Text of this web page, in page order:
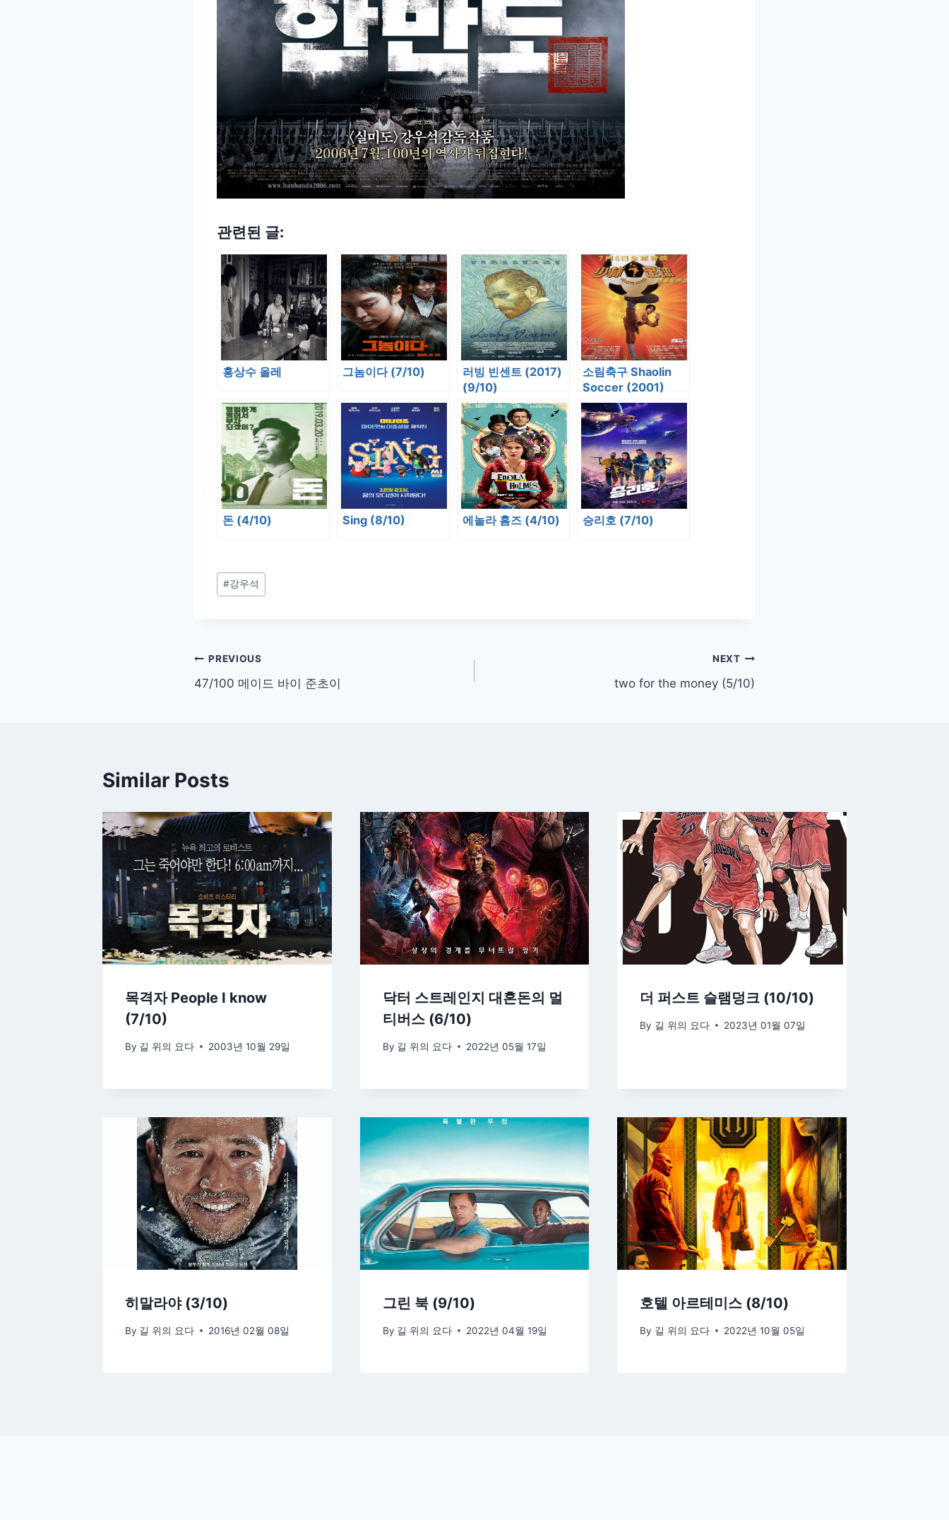
관련된 글:
홍상수 올레 그놈이다 (7/10)
러빙 빈센트 (2017)
(9/10)
소림축구 Shaolin
Soccer (2001)
(9/10)
돈 (4/10) Sing (8/10) 에놀라 홈즈 (4/10) 승리호 (7/10)
Post
Tags:
#강우석
글
탐
PREVIOUS
47/100 메이드 바이 준초이
NEXT
two for the money (5/10)
Similar Posts
목격자 People I know
(7/10)
By 길 위의 요다 2003년 10월 29일
닥터 스트레인지 대혼돈의 멀
티버스 (6/10)
By 길 위의 요다 2022년 05월 17일
더 퍼스트 슬램덩크 (10/10)
By 길 위의 요다 2023년 01월 07일
히말라야 (3/10)
By 길 위의 요다 2016년 02월 08일
그린 북 (9/10)
By 길 위의 요다 2022년 04월 19일
호텔 아르테미스 (8/10)
By 길 위의 요다 2022년 10월 05일